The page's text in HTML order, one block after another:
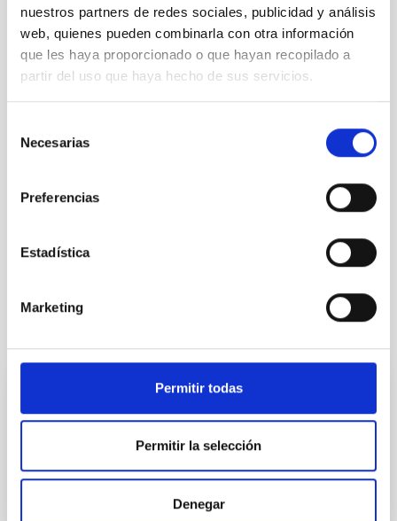
nuestros partners de redes sociales, publicidad y análisis
web, quienes pueden combinarla con otra información
que les haya proporcionado o que hayan recopilado a
partir del uso que haya hecho de sus servicios.
Necesarias
Preferencias
Estadística
Marketing
Permitir todas
Permitir la selección
Denegar
TIPO DE NOTICIA
NOTA DE PRENSA
ÁMBITO
OBSERVATORIOS DE CANARIAS
CIENCIA Y TECNOLOGÍA
Tecnología
Telecomunicaciones
Descubrimiento de un candidato a un
mundo acuático caliente en tránsito
orbitando Ross 176 con TESS y